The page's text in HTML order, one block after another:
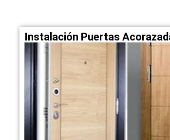
Instalación Puertas